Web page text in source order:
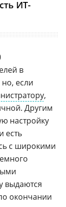
ИТ-
в
если
,
Другим
настройку
есть
с широкими
выдаются
окончании